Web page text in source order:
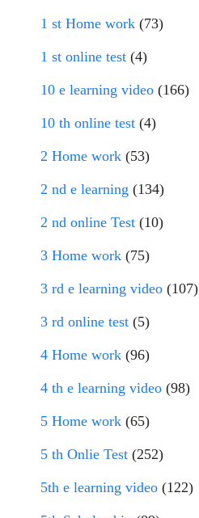
1 st Home work (73)
1 st online test (4)
10 e learning video (166)
10 th online test (4)
2 Home work (53)
2 nd e learning (134)
2 nd online Test (10)
3 Home work (75)
3 rd e learning video (107)
3 rd online test (5)
4 Home work (96)
4 th e learning video (98)
5 Home work (65)
5 th Onlie Test (252)
5th e learning video (122)